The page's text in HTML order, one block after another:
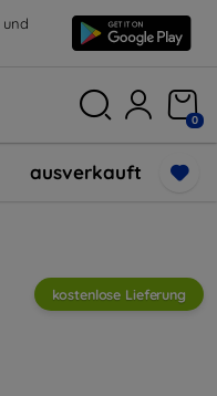
und
0
ausverkauft
kostenlose Lieferung